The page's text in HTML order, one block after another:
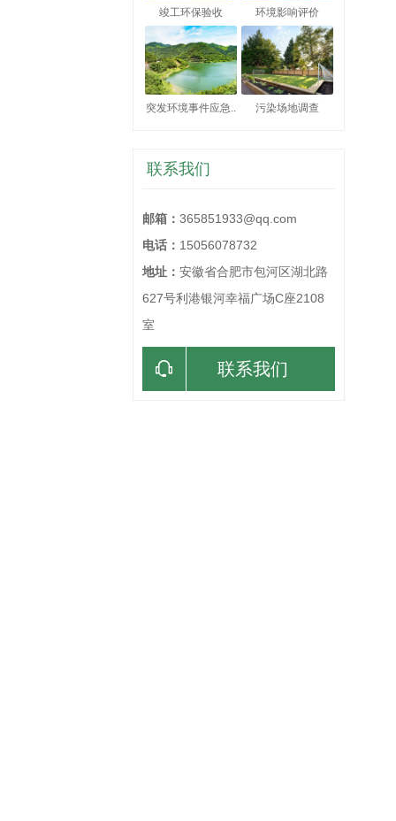
竣工环保验收 环境影响评价
突发环境事件应急.. 污染场地调查
联系我们
邮箱： 365851933@qq.com
电话： 15056078732
地址： 安徽省合肥市包河区湖北路
627号利港银河幸福广场C座2108
室
联系我们